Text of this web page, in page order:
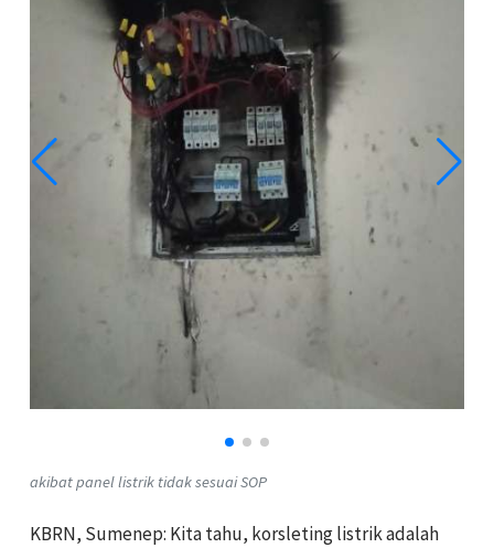
akibat panel listrik tidak sesuai SOP
KBRN, Sumenep: Kita tahu, korsleting listrik adalah